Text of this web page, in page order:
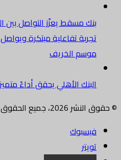
بنك مسقط يعزّز التواصل
تجربة تفاعلية مبتكرة
موسم الخريف
البنك الأهلي يحقق أداءً
© حقوق النشر 2026، جميع الحقوق محفوظة |
فيسبوك
تويتر